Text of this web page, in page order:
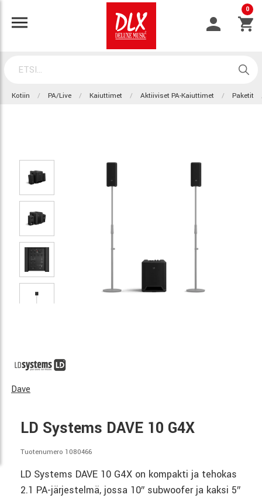
0
Kotiin PA/Live Kaiuttimet Aktiiviset PA-Kaiuttimet Paketit
Dave
LD Systems DAVE 10 G4X
Tuotenumero 1080466
LD Systems DAVE 10 G4X on kompakti ja tehokas
2.1 PA-järjestelmä, jossa 10″ subwoofer ja kaksi 5″